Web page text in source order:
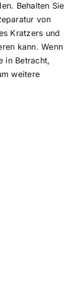
Behalten Sie
von
Kratzers und
kann. Wenn
in Betracht,
weitere